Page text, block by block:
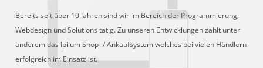
Bereits seit über 10 Jahren sind wir im Bereich der Programmierung,
Webdesign und Solutions tätig. Zu unseren Entwicklungen zählt unter
anderem das Ipilum Shop- / Ankaufsystem welches bei vielen Händlern
erfolgreich im Einsatz ist.